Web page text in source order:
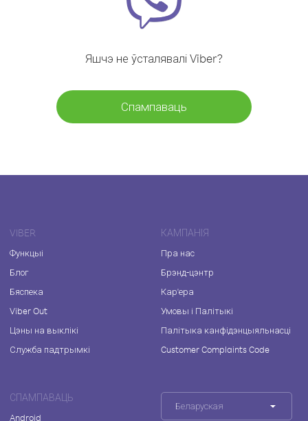
Яшчэ не ўсталявалі Viber?
Спампаваць
VIBER
Функцыі
Блог
Бяспека
Viber Out
Цэны на выклікі
Служба падтрымкі
КАМПАНІЯ
Пра нас
Брэнд-цэнтр
Кар'ера
Умовы і Палітыкі
Палітыка канфідэнцыяльнасці
Customer Complaints Code
СПАМПАВАЦЬ
Android
Беларуская